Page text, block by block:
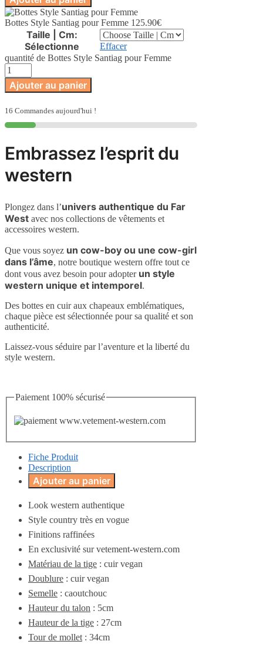
Bottes Style Santiag pour Femme 125.90€
Taille | Cm:
Sélectionne
Effacer
quantité de Bottes Style Santiag pour Femme
Ajouter au panier
16 Commandes aujourd'hui !
Embrassez l’esprit du
western
Plongez dans l’univers authentique du Far
West avec nos collections de vêtements et
accessoires western.
Que vous soyez un cow-boy ou une cow-girl
dans l’âme, notre boutique western offre tout ce
dont vous avez besoin pour adopter un style
western unique et intemporel.
Des bottes en cuir aux chapeaux emblématiques,
chaque pièce est sélectionnée pour sa qualité et son
authenticité.
Laissez-vous séduire par l’aventure et la liberté du
style western.
Paiement 100% sécurisé
Fiche Produit
Description
Ajouter au panier
Look western authentique
Style country très en vogue
Finitions raffinées
En exclusivité sur vetement-western.com
Matériau de la tige : cuir vegan
Doublure : cuir vegan
Semelle : caoutchouc
Hauteur du talon : 5cm
Hauteur de la tige : 27cm
Tour de mollet : 34cm